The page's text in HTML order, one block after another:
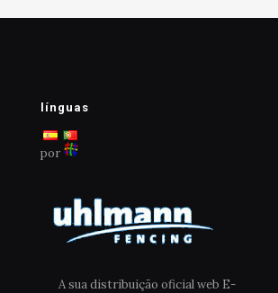
línguas
por
A sua distribuição oficial web E-